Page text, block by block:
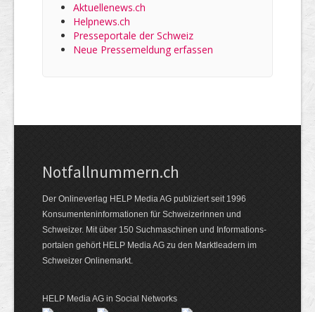
Aktuellenews.ch
Helpnews.ch
Presseportale der Schweiz
Neue Pressemeldung erfassen
Notfallnummern.ch
Der Onlineverlag HELP Media AG publiziert seit 1996
Konsumenten­informationen für Schweizerinnen und
Schweizer. Mit über 150 Suchmaschinen und Informations­
portalen gehört HELP Media AG zu den Marktleadern im
Schweizer Onlinemarkt.
HELP Media AG in Social Networks